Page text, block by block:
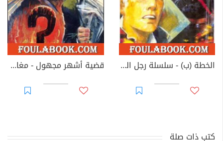
الخطة (ب) - سلسلة رجل المستحيل قضية أشهر مجهول - مغامرات ع×2
كتب ذات صلة